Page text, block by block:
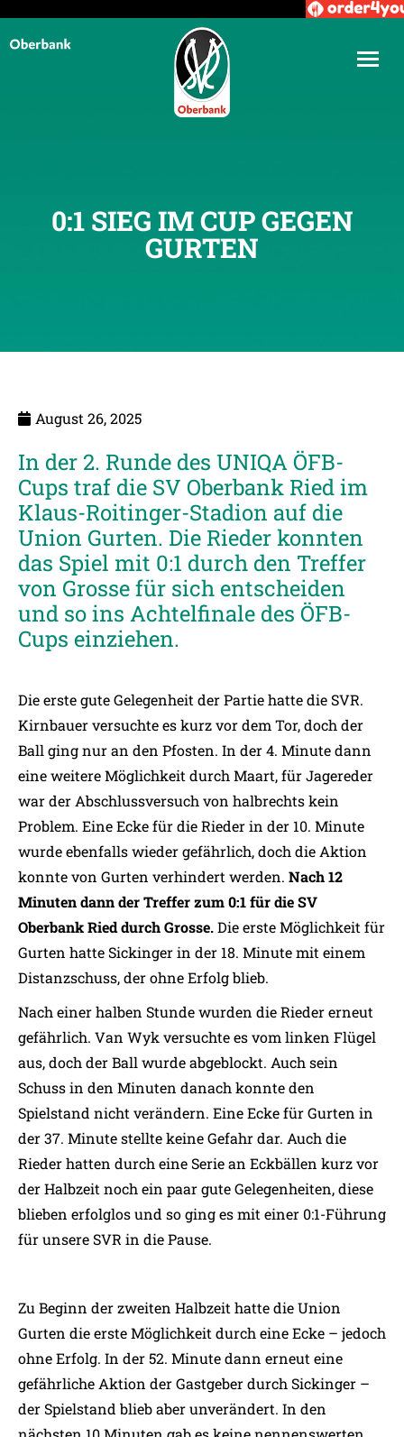
0:1 SIEG IM CUP GEGEN
GURTEN
August 26, 2025
In der 2. Runde des UNIQA ÖFB-
Cups traf die SV Oberbank Ried im
Klaus-Roitinger-Stadion auf die
Union Gurten. Die Rieder konnten
das Spiel mit 0:1 durch den Treffer
von Grosse für sich entscheiden
und so ins Achtelfinale des ÖFB-
Cups einziehen.
Die erste gute Gelegenheit der Partie hatte die SVR.
Kirnbauer versuchte es kurz vor dem Tor, doch der
Ball ging nur an den Pfosten. In der 4. Minute dann
eine weitere Möglichkeit durch Maart, für Jagereder
war der Abschlussversuch von halbrechts kein
Problem. Eine Ecke für die Rieder in der 10. Minute
wurde ebenfalls wieder gefährlich, doch die Aktion
konnte von Gurten verhindert werden. Nach 12
Minuten dann der Treffer zum 0:1 für die SV
Oberbank Ried durch Grosse.Die erste Möglichkeit für
Gurten hatte Sickinger in der 18. Minute mit einem
Distanzschuss, der ohne Erfolg blieb.
Nach einer halben Stunde wurden die Rieder erneut
gefährlich. Van Wyk versuchte es vom linken Flügel
aus, doch der Ball wurde abgeblockt. Auch sein
Schuss in den Minuten danach konnte den
Spielstand nicht verändern. Eine Ecke für Gurten in
der 37. Minute stellte keine Gefahr dar. Auch die
Rieder hatten durch eine Serie an Eckbällen kurz vor
der Halbzeit noch ein paar gute Gelegenheiten, diese
blieben erfolglos und so ging es mit einer 0:1-Führung
für unsere SVR in die Pause.
Zu Beginn der zweiten Halbzeit hatte die Union
Gurten die erste Möglichkeit durch eine Ecke – jedoch
ohne Erfolg. In der 52. Minute dann erneut eine
gefährliche Aktion der Gastgeber durch Sickinger –
der Spielstand blieb aber unverändert. In den